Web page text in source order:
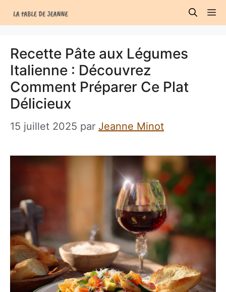
au
Recette Pâte aux Légumes
Italienne : Découvrez
Comment Préparer Ce Plat
Délicieux
15 juillet 2025 par Jeanne Minot